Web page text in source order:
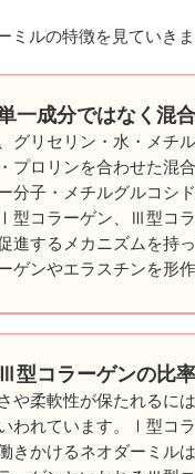
ミルの特徴を見ていきま
一成分ではなく混
グリセリン・水・メチ
プロリンを合わせた混
分子・メチルグルコシ
型コラーゲン、Ⅲ型コ
進するメカニズムを持っ
ゲンやエラスチンを形
Ⅲ型コラーゲンの比
や柔軟性が保たれるに
われています。Ⅰ型コ
きかけるネオダーミル